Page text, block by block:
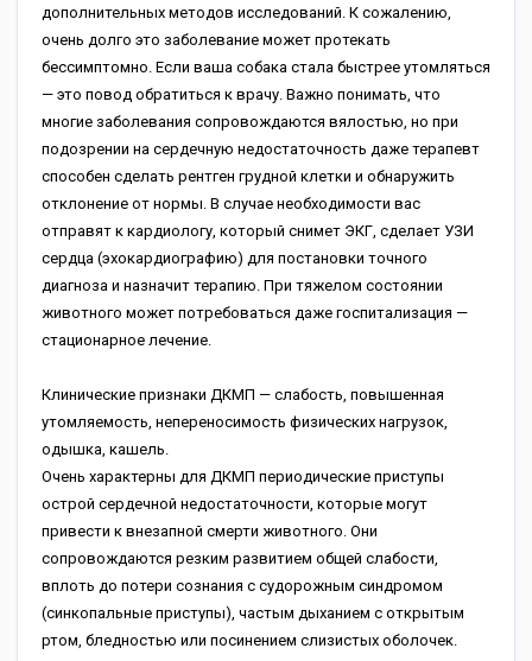
дополнительных методов исследований. К сожалению,
очень долго это заболевание может протекать
бессимптомно. Если ваша собака стала быстрее утомляться
— это повод обратиться к врачу. Важно понимать, что
многие заболевания сопровождаются вялостью, но при
подозрении на сердечную недостаточность даже терапевт
способен сделать рентген грудной клетки и обнаружить
отклонение от нормы. В случае необходимости вас
отправят к кардиологу, который снимет ЭКГ, сделает УЗИ
сердца (эхокардиографию) для постановки точного
диагноза и назначит терапию. При тяжелом состоянии
животного может потребоваться даже госпитализация —
стационарное лечение.
Клинические признаки ДКМП — слабость, повышенная
утомляемость, непереносимость физических нагрузок,
одышка, кашель.
Очень характерны для ДКМП периодические приступы
острой сердечной недостаточности, которые могут
привести к внезапной смерти животного. Они
сопровождаются резким развитием общей слабости,
вплоть до потери сознания с судорожным синдромом
(синкопальные приступы), частым дыханием с открытым
ртом, бледностью или посинением слизистых оболочек.